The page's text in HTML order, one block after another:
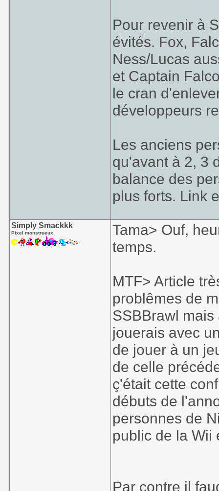
Pour revenir à
évités. Fox,
Ness/Lucas
et Captain
le cran
développeurs
Les anciens
qu'avant à 2, 3
balance des
plus forts. Link
Simply Smackkk
Pixel monstrueux
Tama> Ouf,
temps.
MTF> Article
problêmes de
SSBBrawl
jouerais avec
de jouer à un
de celle
ç'était cette
débuts de
personnes de
public de la Wii
Par contre il